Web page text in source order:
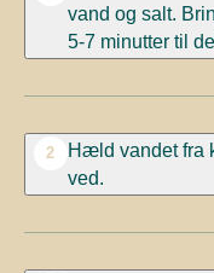
vand og salt.
5-7 minutter til
2
Hæld vandet fra
ved.